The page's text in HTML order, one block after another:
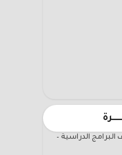
الدراسية –